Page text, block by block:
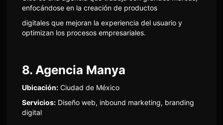
enfocándose en la creación de productos
digitales que mejoran la experiencia del usuario y
optimizan los procesos empresariales.
8. Agencia Manya
Ubicación:Ciudad de México
Servicios:Diseño web, inbound marketing, branding
digital